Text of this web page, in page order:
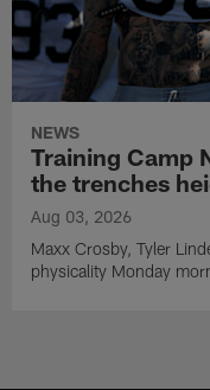
NEWS
Training Camp
the trenches
Aug 03, 2026
Maxx Crosby, Tyler
physicality Monday